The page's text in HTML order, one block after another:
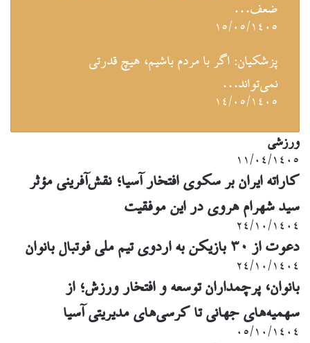
ضعف…
۱۵/۰۵/۱۴۰۵
پزشکیان: اگر با مردم باشیم، هیچ قدرتی
نمی‌تواند…
۱۴/۰۵/۱۴۰۵
ورزشی
۱۱/۰۴/۱۴۰۵
کاراته ایران بر سکوی افتخار آسیا؛ نقش‌آفرینی مؤثر
سید شهرام هروی در این موفقیت
۲۴/۱۰/۱۴۰۴
دعوت از ۳۰ بازیکن به اردوی تیم ملی فوتبال بانوان
۲۴/۱۰/۱۴۰۴
بانوان، پرچمداران توسعه و افتخار ورزش؛ از
سهمیه‌های جهانی تا کرسی‌های مدیریتی آسیا
۰۵/۱۰/۱۴۰۴